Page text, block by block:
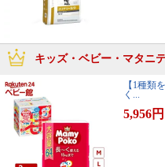
キッズ・ベビー・マタニ
【1種類
く...
5,956円